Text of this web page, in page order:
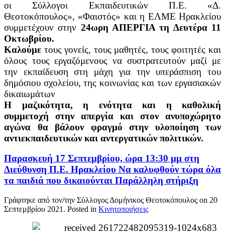
οι Σύλλογοι Εκπαιδευτικών Π.Ε. «Δ.
Θεοτοκόπουλος», «Φαιστός» και η ΕΛΜΕ Ηρακλείου
συμμετέχουν στην 24ωρη ΑΠΕΡΓΙΑ τη Δευτέρα 11
Οκτωβρίου.
Καλούμε τους γονείς, τους μαθητές, τους φοιτητές και
όλους τους εργαζόμενους να συστρατευτούν μαζί με
την εκπαίδευση στη μάχη για την υπεράσπιση του
δημόσιου σχολείου, της κοινωνίας και των εργασιακών
δικαιωμάτων
Η μαζικότητα, η ενότητα και η καθολική
συμμετοχή στην απεργία και στον ανυποχώρητο
αγώνα θα βάλουν φραγμό στην υλοποίηση των
αντιεκπαιδευτικών και αντεργατικών πολιτικών.
Παρασκευή 17 Σεπτεμβρίου, ώρα 13:30 μμ στη
Διεύθυνση Π.Ε. Ηρακλείου Να καλυφθούν τώρα όλα
τα παιδιά που δικαιούνται Παράλληλη στήριξη
Γράφτηκε από τον/την Σύλλογος Δομήνικος Θεοτοκόπουλος on 20
Σεπτεμβρίου 2021 . Posted in Κινητοποιήσεις